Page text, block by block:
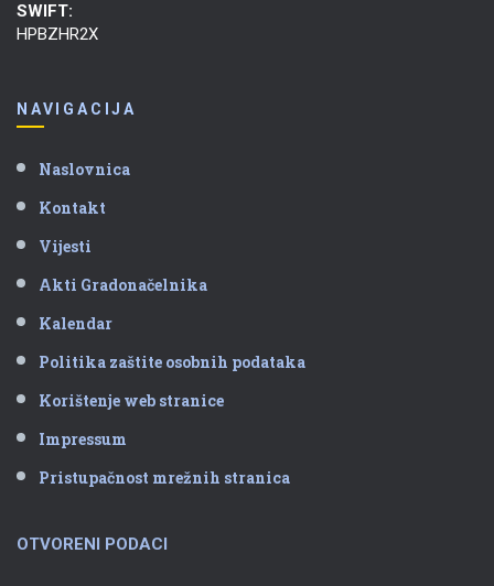
SWIFT:
HPBZHR2X
NAVIGACIJA
Naslovnica
Kontakt
Vijesti
Akti Gradonačelnika
Kalendar
Politika zaštite osobnih podataka
Korištenje web stranice
Impressum
Pristupačnost mrežnih stranica
OTVORENI PODACI